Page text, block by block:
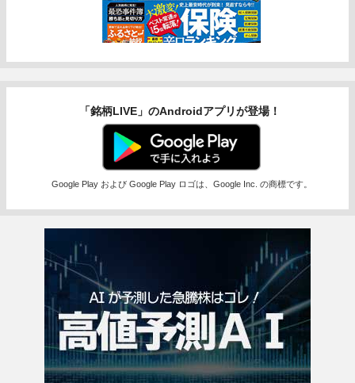
「銘柄LIVE」のAndroidアプリが登場！
Google Play および Google Play ロゴは、Google Inc. の商標です。